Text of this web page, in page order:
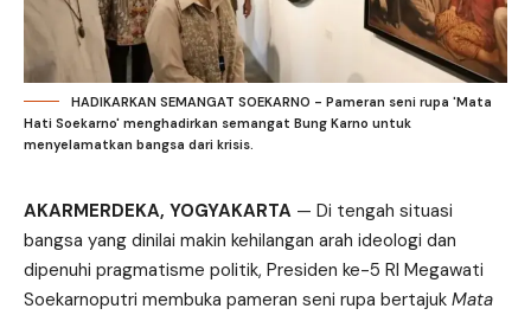
HADIKARKAN SEMANGAT SOEKARNO - Pameran seni rupa 'Mata
Hati Soekarno' menghadirkan semangat Bung Karno untuk
menyelamatkan bangsa dari krisis.
AKARMERDEKA, YOGYAKARTA — Di tengah situasi
bangsa yang dinilai makin kehilangan arah ideologi dan
dipenuhi pragmatisme politik, Presiden ke-5 RI Megawati
Soekarnoputri membuka pameran seni rupa bertajuk Mata